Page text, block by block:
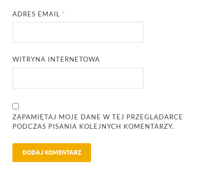
ADRES EMAIL*
WITRYNA INTERNETOWA
ZAPAMIĘTAJ MOJE DANE W TEJ PRZEGLĄDARCE
PODCZAS PISANIA KOLEJNYCH KOMENTARZY.